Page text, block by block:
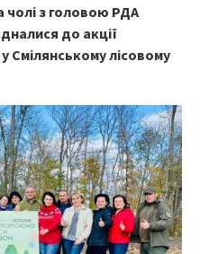
чолі з головою РДА
до акції
Смілянському лісовому